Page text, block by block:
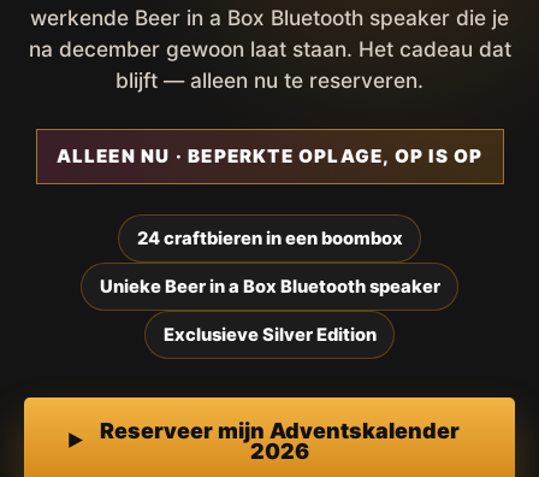
werkende Beer in a Box Bluetooth speaker die je
na december gewoon laat staan. Het cadeau dat
blijft — alleen nu te reserveren.
ALLEEN NU · BEPERKTE OPLAGE, OP IS OP
24 craftbieren in een boombox
Unieke Beer in a Box Bluetooth speaker
Exclusieve Silver Edition
Reserveer mijn Adventskalender
2026